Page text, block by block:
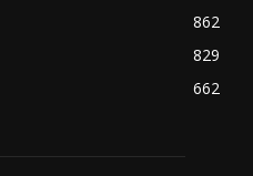
862
829
662